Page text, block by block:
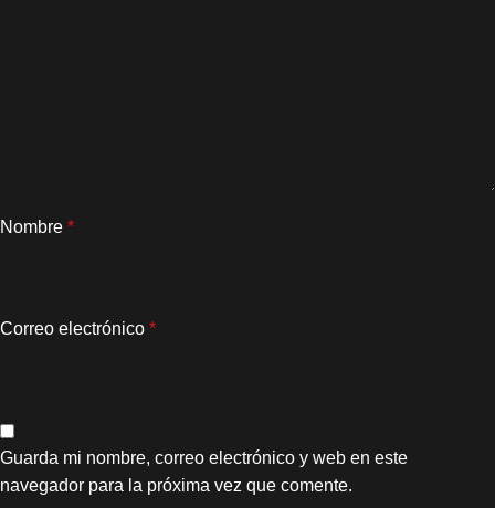
Nombre *
Correo electrónico *
Guarda mi nombre, correo electrónico y web en este
navegador para la próxima vez que comente.